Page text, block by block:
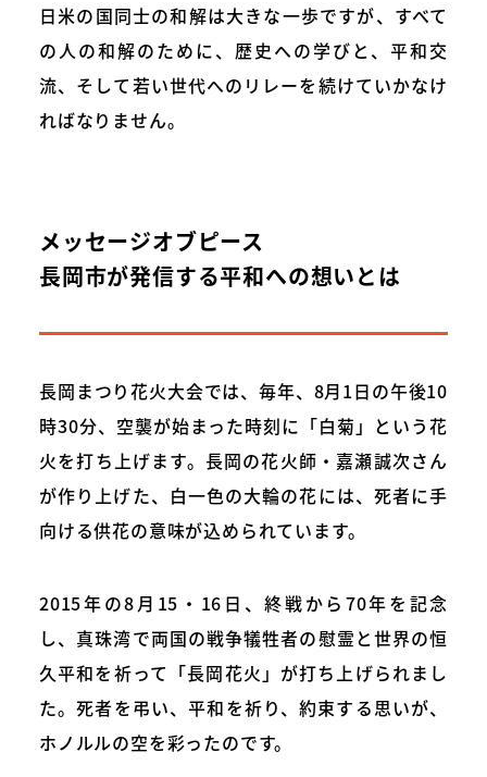
日米の国同士の和解は大きな一歩ですが、すべて
の人の和解のために、歴史への学びと、平和交
流、そして若い世代へのリレーを続けていかなけ
ればなりません。
メッセージオブピース
長岡市が発信する平和への想いとは
長岡まつり花火大会では、毎年、8月1日の午後10
時30分、空襲が始まった時刻に「白菊」という花
火を打ち上げます。長岡の花火師・嘉瀬誠次さん
が作り上げた、白一色の大輪の花には、死者に手
向ける供花の意味が込められています。
2015年の8月15・16日、終戦から70年を記念
し、真珠湾で両国の戦争犠牲者の慰霊と世界の恒
久平和を祈って「長岡花火」が打ち上げられまし
た。死者を弔い、平和を祈り、約束する思いが、
ホノルルの空を彩ったのです。